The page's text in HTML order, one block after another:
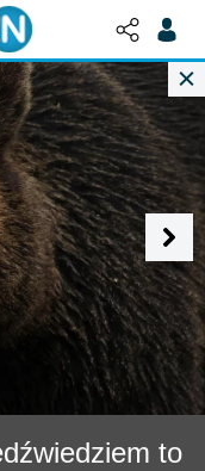
to